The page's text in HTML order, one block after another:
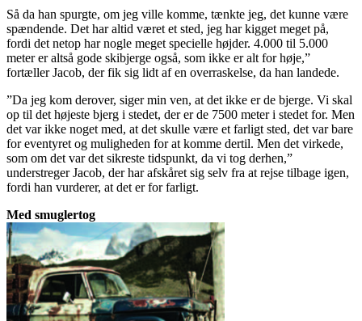
Så da han spurgte, om jeg ville komme, tænkte jeg, det kunne være
spændende. Det har altid været et sted, jeg har kigget meget på,
fordi det netop har nogle meget specielle højder. 4.000 til 5.000
meter er altså gode skibjerge også, som ikke er alt for høje,”
fortæller Jacob, der fik sig lidt af en overraskelse, da han landede.
”Da jeg kom derover, siger min ven, at det ikke er de bjerge. Vi skal
op til det højeste bjerg i stedet, der er de 7500 meter i stedet for. Men
det var ikke noget med, at det skulle være et farligt sted, det var bare
for eventyret og muligheden for at komme dertil. Men det virkede,
som om det var det sikreste tidspunkt, da vi tog derhen,”
understreger Jacob, der har afskåret sig selv fra at rejse tilbage igen,
fordi han vurderer, at det er for farligt.
Med smuglertog